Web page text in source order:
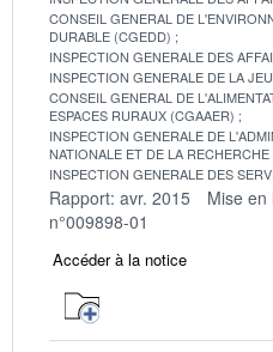
CONSEIL GENERAL DE
DURABLE (CGEDD)
INSPECTION GENERALE DES
INSPECTION GENERALE DE LA
CONSEIL GENERAL DE
ESPACES RURAUX (CGAAER)
INSPECTION GENERALE DE
NATIONALE ET DE LA
INSPECTION GENERALE DES
Rapport: avr. 2015 Mise en
n°009898-01
Accéder à la notice